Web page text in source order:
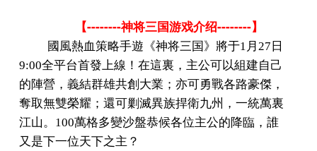
【--------神将三国游戏介绍--------】
國風熱血策略手遊《神将三国》將于1 月 27日
9:00全平台首發上線！在這裏，主公可以組建自己
的陣營，義結群雄共創大業；亦可勇戰各路豪傑，
奪取無雙榮耀；還可剿滅異族捍衛九州，一統萬裏
江山。 100萬格多變沙盤恭候各位主公的降臨，誰
又是下一位天下之主？